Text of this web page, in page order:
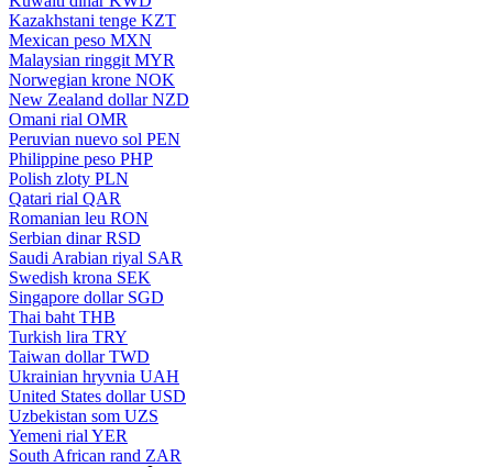
Kazakhstani tenge KZT
Mexican peso MXN
Malaysian ringgit MYR
Norwegian krone NOK
New Zealand dollar NZD
Omani rial OMR
Peruvian nuevo sol PEN
Philippine peso PHP
Polish zloty PLN
Qatari rial QAR
Romanian leu RON
Serbian dinar RSD
Saudi Arabian riyal SAR
Swedish krona SEK
Singapore dollar SGD
Thai baht THB
Turkish lira TRY
Taiwan dollar TWD
Ukrainian hryvnia UAH
United States dollar USD
Uzbekistan som UZS
Yemeni rial YER
South African rand ZAR